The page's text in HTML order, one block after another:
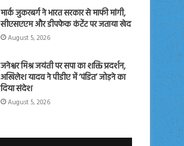
मार्क जुकरबर्ग ने भारत सरकार से माफी मांगी,
सीएसएएम और डीपफेक कंटेंट पर जताया खेद
August 5, 2026
जनेश्वर मिश्र जयंती पर सपा का शक्ति प्रदर्शन,
अखिलेश यादव ने पीडीए में ‘पंडित’ जोड़ने का
दिया संदेश
August 5, 2026